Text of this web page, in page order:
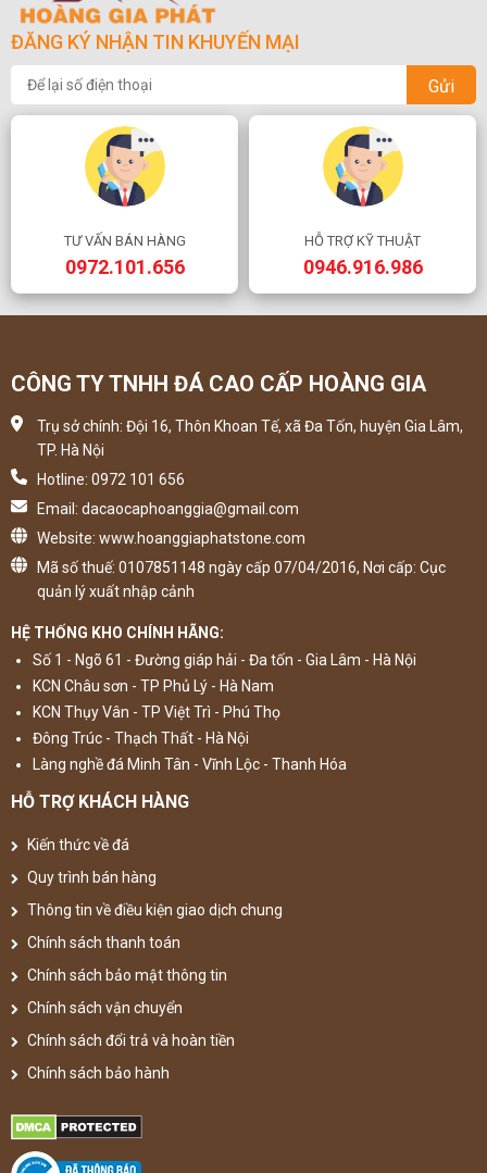
ĐĂNG KÝ NHẬN TIN KHUYẾN MẠI
Gửi
TƯ VẤN BÁN HÀNG
0972.101.656
HỖ TRỢ KỸ THUẬT
0946.916.986
CÔNG TY TNHH ĐÁ CAO CẤP HOÀNG GIA
Trụ sở chính: Đội 16, Thôn Khoan Tế, xã Đa Tốn, huyện Gia Lâm,
TP. Hà Nội
Hotline: 0972 101 656
Email: dacaocaphoanggia@gmail.com
Website: www.hoanggiaphatstone.com
Mã số thuế: 0107851148 ngày cấp 07/04/2016, Nơi cấp: Cục
quản lý xuất nhập cảnh
HỆ THỐNG KHO CHÍNH HÃNG:
Số 1 - Ngõ 61 - Đường giáp hải - Đa tốn - Gia Lâm - Hà Nội
KCN Châu sơn - TP Phủ Lý - Hà Nam
KCN Thụy Vân - TP Việt Trì - Phú Thọ
Đông Trúc - Thạch Thất - Hà Nội
Làng nghề đá Minh Tân - Vĩnh Lộc - Thanh Hóa
HỖ TRỢ KHÁCH HÀNG
Kiến thức về đá
Quy trình bán hàng
Thông tin về điều kiện giao dịch chung
Chính sách thanh toán
Chính sách bảo mật thông tin
Chính sách vận chuyển
Chính sách đổi trả và hoàn tiền
Chính sách bảo hành